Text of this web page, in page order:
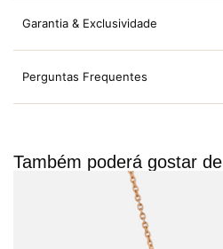
Garantia & Exclusividade
Perguntas Frequentes
Também poderá gostar de